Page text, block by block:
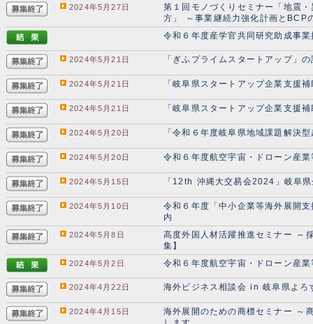
2024年5月27日
第１回モノづくりセミナー「地震
方」 ～事業継続力強化計画とBCP
令和６年度産学官共同研究助成事
2024年5月21日 「ぎふプライムスタートアップ」
2024年5月21日 「岐阜県スタートアップ企業支援
2024年5月21日 「岐阜県スタートアップ企業支援
2024年5月20日 「令和６年度岐阜県地域課題解決
2024年5月20日 令和６年度航空宇宙・ドローン産
2024年5月15日 「12th 沖縄大交易会2024」岐阜
2024年5月10日
令和６年度「中小企業等海外展開
内
2024年5月8日
高度外国人材活躍推進セミナー ～
集】
2024年5月2日 令和６年度航空宇宙・ドローン産
2024年4月22日 海外ビジネス相談会 in 岐阜県よろ
2024年4月15日
海外展開のための商標セミナー ～